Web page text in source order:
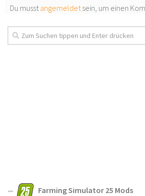
Du musstangemeldetsein, um einen
Farming Simulator 25 Mods